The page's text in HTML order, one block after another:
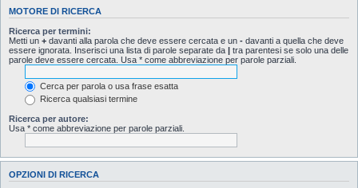
MOTORE DI RICERCA
Ricerca per termini:
Metti un + davanti alla parola che deve essere cercata e un - davanti a quella che deve
essere ignorata. Inserisci una lista di parole separate da | tra parentesi se solo una delle
parole deve essere cercata. Usa * come abbreviazione per parole parziali.
Cerca per parola o usa frase esatta
Ricerca qualsiasi termine
Ricerca per autore:
Usa * come abbreviazione per parole parziali.
OPZIONI DI RICERCA